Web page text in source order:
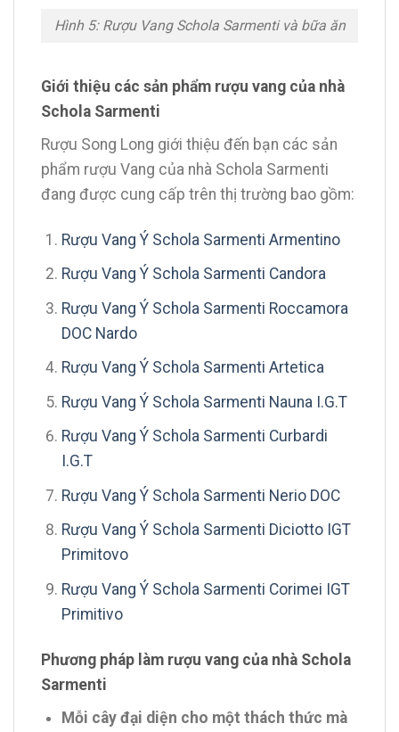
Hình 5: Rượu Vang Schola Sarmenti và bữa ăn
Giới thiệu các sản phẩm rượu vang của nhà
Schola Sarmenti
Rượu Song Long giới thiệu đến bạn các sản
phẩm rượu Vang của nhà Schola Sarmenti
đang được cung cấp trên thị trường bao gồm:
Rượu Vang Ý Schola Sarmenti Armentino
Rượu Vang Ý Schola Sarmenti Candora
Rượu Vang Ý Schola Sarmenti Roccamora
DOC Nardo
Rượu Vang Ý Schola Sarmenti Artetica
Rượu Vang Ý Schola Sarmenti Nauna I.G.T
Rượu Vang Ý Schola Sarmenti Curbardi
I.G.T
Rượu Vang Ý Schola Sarmenti Nerio DOC
Rượu Vang Ý Schola Sarmenti Diciotto IGT
Primitovo
Rượu Vang Ý Schola Sarmenti Corimei IGT
Primitivo
Phương pháp làm rượu vang của nhà Schola
Sarmenti
Mỗi cây đại diện cho một thách thức mà